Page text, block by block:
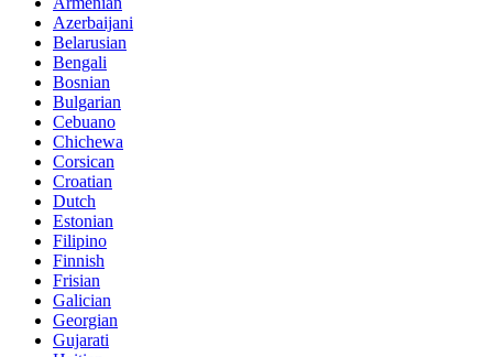
Azerbaijani
Belarusian
Bengali
Bosnian
Bulgarian
Cebuano
Chichewa
Corsican
Croatian
Dutch
Estonian
Filipino
Finnish
Frisian
Galician
Georgian
Gujarati